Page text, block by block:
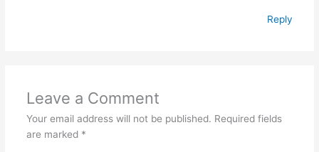
Reply
Leave a Comment
Your email address will not be published. Required fields
are marked *